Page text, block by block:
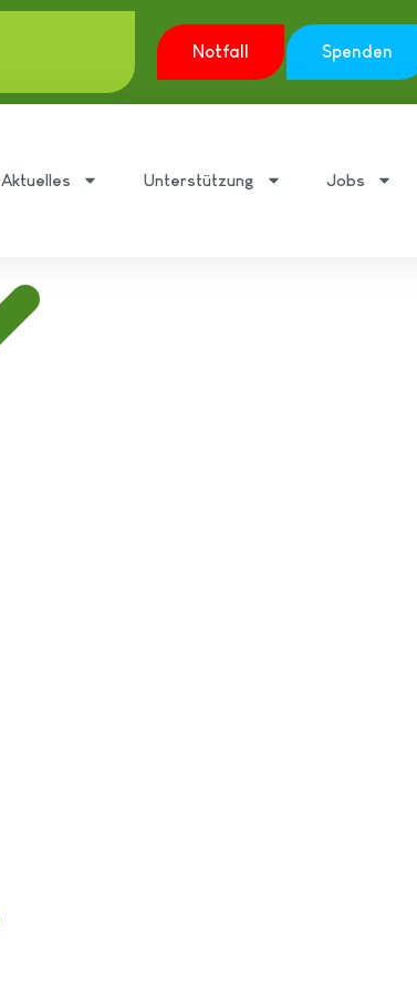
Notfall Spenden
Aktuelles Unterstützung Jobs